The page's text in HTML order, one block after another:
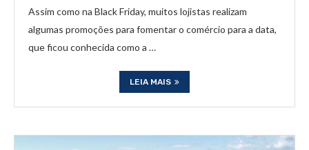
Assim como na Black Friday, muitos lojistas realizam
algumas promoções para fomentar o comércio para a data,
que ficou conhecida como a …
LEIA MAIS